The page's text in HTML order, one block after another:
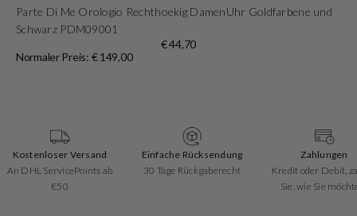
Parte Di Me Orologio Rechthoekig DamenUhr Goldfarbene und
Schwarz PDM09001
€ 44,70
Normaler Preis: € 149,00
Kostenloser Versand
An DHL ServicePoints ab
€50
Einfache Rücksendung
30 Tage Rückgaberecht
Zahlungen
Kredit oder Debit,
Sie, wie Sie